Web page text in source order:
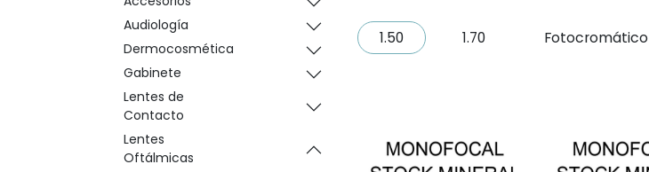
Audiología
Dermocosmética
Gabinete
Lentes de
Contacto
Lentes
Oftálmicas
1.50 1.70 Fotocromático